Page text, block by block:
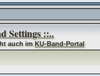
Settings ::..
auch imKU-Band-Portal